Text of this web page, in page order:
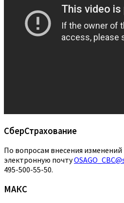
СберСтрахование
По вопросам внесения
электронную почту
495-500-55-50.
МАКС